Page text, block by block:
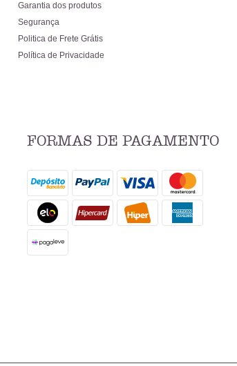
Garantia dos produtos
Segurança
Politica de Frete Grátis
Política de Privacidade
FORMAS DE PAGAMENTO